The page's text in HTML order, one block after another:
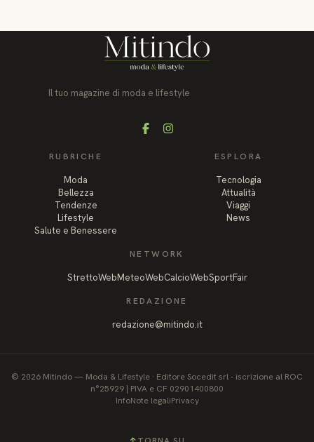
Il tuo magazine di moda e lifestyle
FacebookInstagram
RUBRICHE
Moda
Bellezza
Tendenze
Lifestyle
Salute e Benessere
ESPLORA
Tecnologia
Attualità
Viaggi
News
NETWORK
StrettoWebMeteoWebCalcioWebSportFair
REDAZIONE
redazione@mitindo.it
© 2026 Mitindo— Moda & Lifestyle · Editore Socedit srl - iscrizione al ROC
n°25929 | PIVA e CF 02901400800
InfoNote legaliPrivacy